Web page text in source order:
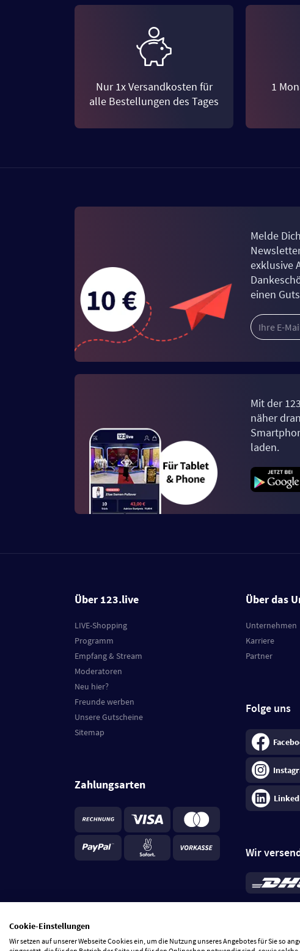
Nur 1x Versandkosten für
alle Bestellungen des Tages
1
Melde
exklusive
einen
Mit der
näher
laden.
Über 123.live
LIVE-Shopping
Programm
Empfang & Stream
Moderatoren
Neu hier?
Freunde werben
Unsere Gutscheine
Sitemap
Zahlungsarten
Über das
Unternehmen
Karriere
Partner
Folge uns
Wir
*Standard
je
Cookie-Einstellungen
Wir setzen auf unserer Webseite Cookies ein, um die Nutzung unseres Angebotes für Sie so